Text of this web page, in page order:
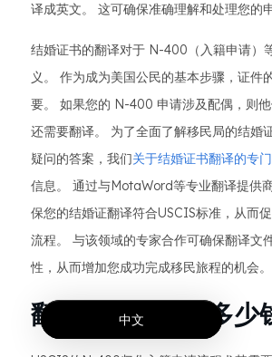
译成英文。 这可确保准确理解和处理您的申
结婚证书的翻译对于 N-400（入籍申请）
义。 作为成为美国公民的基本步骤，证件
要。 如果您的 N-400 申请涉及配偶，则
还需要翻译。 为了全面了解移民局的结婚
疑问的答案，我们关于结婚证书翻译的专
信息。 通过与MotaWord等专业翻译提供
保您的结婚证翻译符合USCIS标准，从而
流程。 与该领域的专家合作可确保翻译文
性，从而增加您成功完成移民旅程的机会。
翻译结婚证需要多少
中文